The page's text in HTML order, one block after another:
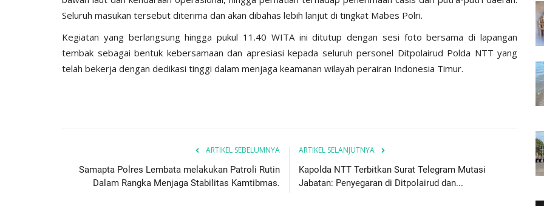
Seluruh masukan tersebut diterima dan akan dibahas lebih lanjut di tingkat Mabes Polri.
Kegiatan yang berlangsung hingga pukul 11.40 WITA ini ditutup dengan sesi foto bersama di lapangan
tembak sebagai bentuk kebersamaan dan apresiasi kepada seluruh personel Ditpolairud Polda NTT yang
telah bekerja dengan dedikasi tinggi dalam menjaga keamanan wilayah perairan Indonesia Timur.
ARTIKEL SEBELUMNYA
Samapta Polres Lembata melakukan Patroli Rutin
Dalam Rangka Menjaga Stabilitas Kamtibmas.
ARTIKEL SELANJUTNYA
Kapolda NTT Terbitkan Surat Telegram Mutasi
Jabatan: Penyegaran di Ditpolairud dan...